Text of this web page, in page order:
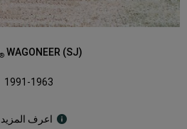
® WAGONEER (SJ)
1991-1963
اعرف المزيد